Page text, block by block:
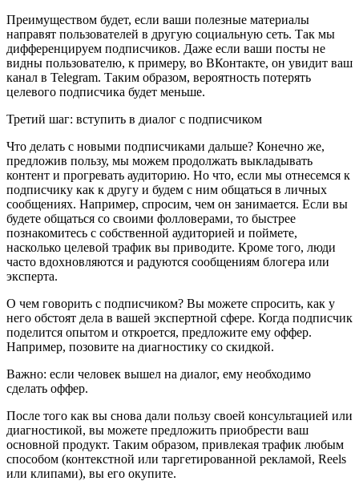
Преимуществом будет, если ваши полезные материалы
направят пользователей в другую социальную сеть. Так мы
дифференцируем подписчиков. Даже если ваши посты не
видны пользователю, к примеру, во ВКонтакте, он увидит ваш
канал в Telegram. Таким образом, вероятность потерять
целевого подписчика будет меньше.
Третий шаг: вступить в диалог с подписчиком
Что делать с новыми подписчиками дальше? Конечно же,
предложив пользу, мы можем продолжать выкладывать
контент и прогревать аудиторию. Но что, если мы отнесемся к
подписчику как к другу и будем с ним общаться в личных
сообщениях. Например, спросим, чем он занимается. Если вы
будете общаться со своими фолловерами, то быстрее
познакомитесь с собственной аудиторией и поймете,
насколько целевой трафик вы приводите. Кроме того, люди
часто вдохновляются и радуются сообщениям блогера или
эксперта.
О чем говорить с подписчиком? Вы можете спросить, как у
него обстоят дела в вашей экспертной сфере. Когда подписчик
поделится опытом и откроется, предложите ему оффер.
Например, позовите на диагностику со скидкой.
Важно: если человек вышел на диалог, ему необходимо
сделать оффер.
После того как вы снова дали пользу своей консультацией или
диагностикой, вы можете предложить приобрести ваш
основной продукт. Таким образом, привлекая трафик любым
способом (контекстной или таргетированной рекламой, Reels
или клипами), вы его окупите.